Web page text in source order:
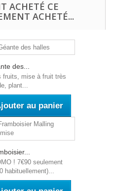
ACHETÉ CE
ACHETÉ...
des...
fruits, mise à fruit très
plant...
au panier
! 7€90 seulement
habituellement)...